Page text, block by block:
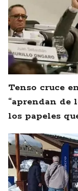
Tenso cruce
“aprendan de
los papeles